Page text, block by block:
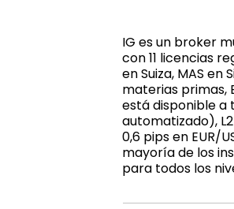
IG es un broker
con 11 licencias
en Suiza, MAS
materias primas,
está disponible a
automatizado),
0,6 pips en EUR/
mayoría de los
para todos los